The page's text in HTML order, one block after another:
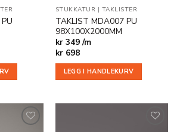
imponerende resultat Deco listverk er
enkelt å transportere. Oppgrader
stukkaturlistverk fra Deco Systems
i perfekt harmoni.
STUKKATUR | TAKLISTER
TAKLIST MDA007 PU
98X100X2000MM
kr 349 /m
kr698
LEGG I HANDLEKURV